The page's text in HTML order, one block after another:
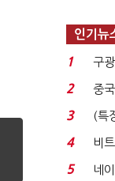
인기뉴
1
구
로
2
중
국
3
(특
지
4
비
처
5
네